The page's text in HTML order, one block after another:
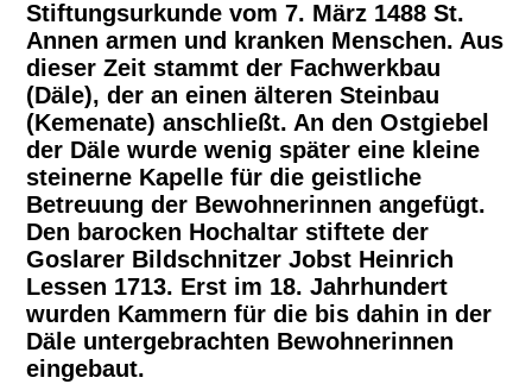
Stiftungsurkunde vom 7. März 1488 St.
Annen armen und kranken Menschen. Aus
dieser Zeit stammt der Fachwerkbau
(Däle), der an einen älteren Steinbau
(Kemenate) anschließt. An den Ostgiebel
der Däle wurde wenig später eine kleine
steinerne Kapelle für die geistliche
Betreuung der Bewohnerinnen angefügt.
Den barocken Hochaltar stiftete der
Goslarer Bildschnitzer Jobst Heinrich
Lessen 1713. Erst im 18. Jahrhundert
wurden Kammern für die bis dahin in der
Däle untergebrachten Bewohnerinnen
eingebaut.
Impressum